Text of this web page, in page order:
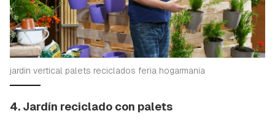
jardin vertical palets reciclados feria hogarmania
4. Jardín reciclado con palets